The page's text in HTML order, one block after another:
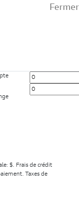
Fermer
$. Frais de crédit
Taxes de